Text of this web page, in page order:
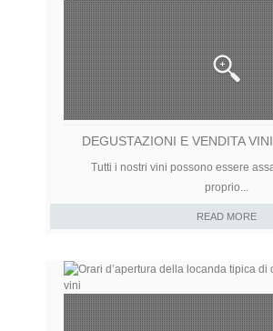
DEGUSTAZIONI E VENDITA
Tutti i nostri vini possono essere
proprio...
READ MORE